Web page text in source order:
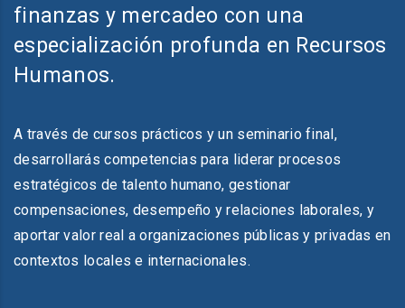
finanzas y mercadeo con una
especialización profunda en Recursos
Humanos.
A través de cursos prácticos y un seminario final,
desarrollarás competencias para liderar procesos
estratégicos de talento humano, gestionar
compensaciones, desempeño y relaciones laborales, y
aportar valor real a organizaciones públicas y privadas en
contextos locales e internacionales.